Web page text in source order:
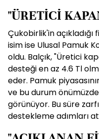
"ÜRETİCİ
Çukobirlik'in
isim ise Ulusal Pamuk
oldu. Balçık, "Üretici
desteği en az 4.6 Tl
eder. Pamuk
ve bu durum
görünüyor. Bu süre
destekleme adımları